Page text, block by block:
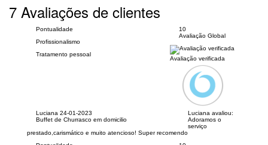
7 Avaliações de clientes
Pontualidade
Profissionalismo
Tratamento pessoal
10
Avaliação Global
Avaliação verificada
Luciana 24-01-2023
Buffet de Churrasco em domicilio
Luciana avaliou:
Adoramos o
serviço
prestado,carismático e muito atencioso! Super recomendo